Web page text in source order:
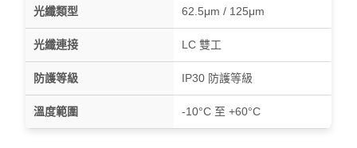
光纖類型 62.5μm / 125μm
光纖連接 LC 雙工
防護等級 IP30 防護等級
溫度範圍 -10°C 至 +60°C